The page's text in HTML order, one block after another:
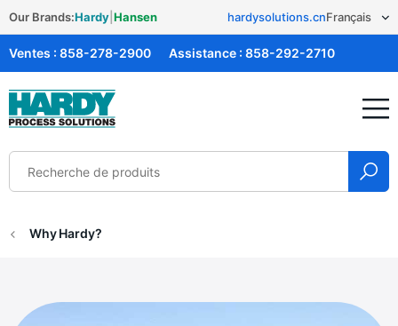
Our Brands:Hardy Hansen hardysolutions.cn
Ventes : 858-278-2900 Assistance : 858-292-2710
Solutions Hardy
Why Hardy?